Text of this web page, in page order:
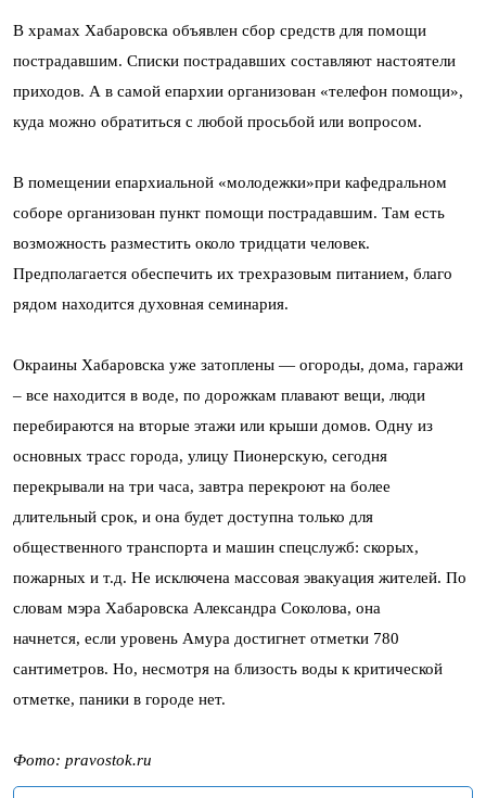
В храмах Хабаровска объявлен сбор средств для помощи
пострадавшим. Списки пострадавших составляют настоятели
приходов. А в самой епархии организован «телефон помощи»,
куда можно обратиться с любой просьбой или вопросом.
В помещении епархиальной «молодежки»при кафедральном
соборе организован пункт помощи пострадавшим. Там есть
возможность разместить около тридцати человек.
Предполагается обеспечить их трехразовым питанием, благо
рядом находится духовная семинария.
Окраины Хабаровска уже затоплены — огороды, дома, гаражи
– все находится в воде, по дорожкам плавают вещи, люди
перебираются на вторые этажи или крыши домов. Одну из
основных трасс города, улицу Пионерскую, сегодня
перекрывали на три часа, завтра перекроют на более
длительный срок, и она будет доступна только для
общественного транспорта и машин спецслужб: скорых,
пожарных и т.д. Не исключена массовая эвакуация жителей. По
словам мэра Хабаровска Александра Соколова, она
начнется, если уровень Амура достигнет отметки 780
сантиметров. Но, несмотря на близость воды к критической
отметке, паники в городе нет.
Фото: pravostok.ru